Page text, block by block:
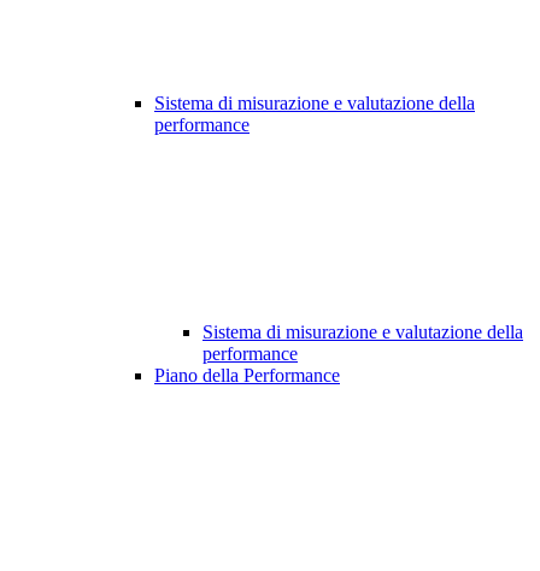
Sistema di misurazione e valutazione della
performance
Sistema di misurazione e valutazione della
performance
Piano della Performance